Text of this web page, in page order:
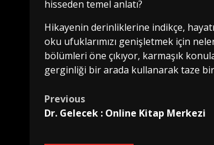
hisseden temel anlatı?
Hikayenin derinliklerine indikçe,
oku ufuklarımızı genişletmek için
bölümleri öne çıkıyor, karmaşık
gerginliği bir arada kullanarak taze
Previous
Dr. Gelecek : Online Kitap Merkezi